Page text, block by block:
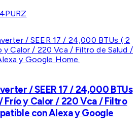
/ SEER 17 / 24,000 BTUs
Frío y Calor / 220 Vca / Filtro
con Alexa y Google